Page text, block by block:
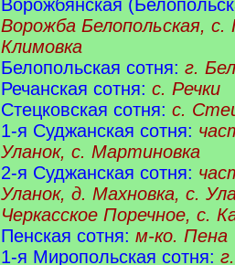
Ворожбянская
Ворожба Белопольская, с.
Климовка
Белопольская сотня: г.
Речанская сотня: с. Речки
Стецковская сотня: с.
1-я Суджанская сотня:
Уланок, с. Мартиновка
2-я Суджанская сотня:
Уланок, д. Махновка, с.
Черкасское Поречное, с.
Пенская сотня: м-ко. Пена
1-я Миропольская сотня: